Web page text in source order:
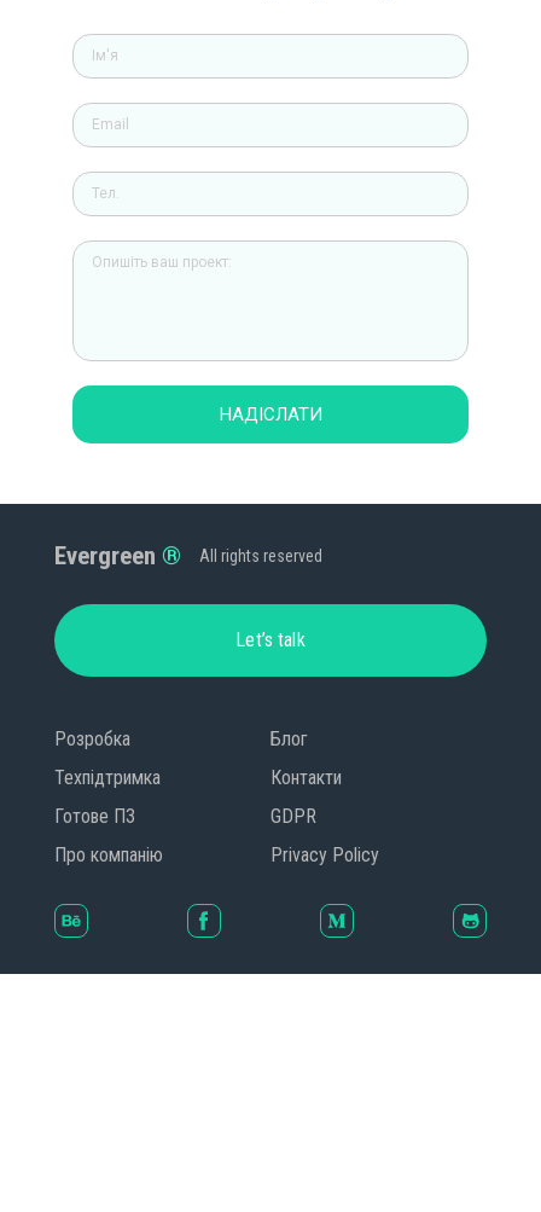
НАДІСЛАТИ
Evergreen All rights reserved
Let’s talk
Розробка
Техпідтримка
Готове ПЗ
Про компанію
Блог
Контакти
GDPR
Privacy Policy